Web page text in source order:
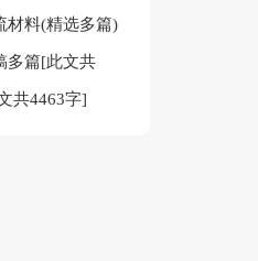
材料(精选多篇)
多篇[此文共
共4463字]